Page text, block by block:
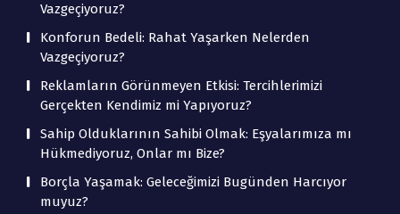
Vazgeçiyoruz?
Konforun Bedeli: Rahat Yaşarken Nelerden
Vazgeçiyoruz?
Reklamların Görünmeyen Etkisi: Tercihlerimizi
Gerçekten Kendimiz mi Yapıyoruz?
Sahip Olduklarının Sahibi Olmak: Eşyalarımıza mı
Hükmediyoruz, Onlar mı Bize?
Borçla Yaşamak: Geleceğimizi Bugünden Harcıyor
muyuz?